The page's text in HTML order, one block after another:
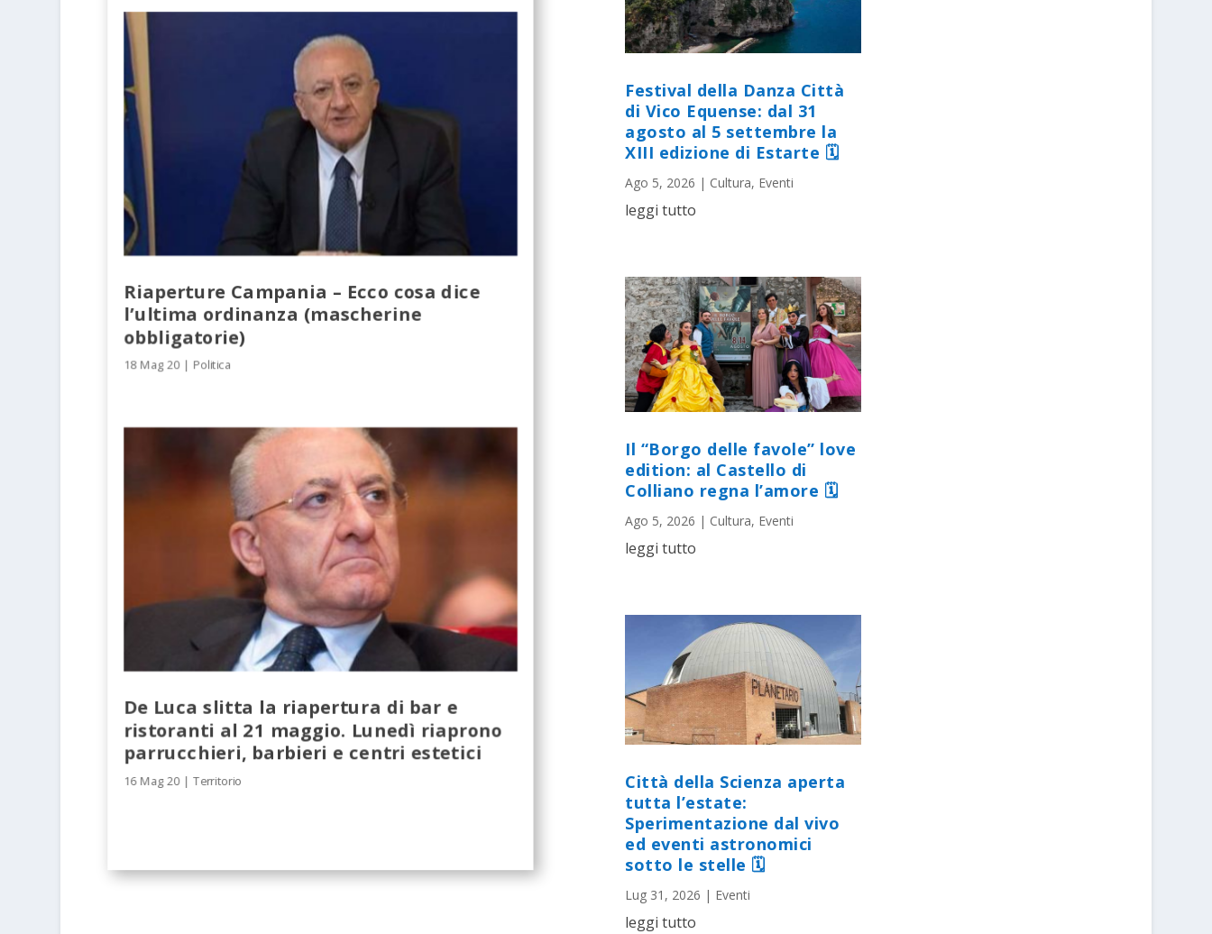
Riaperture Campania – Ecco cosa dice
l’ultima ordinanza (mascherine
obbligatorie)
18 Mag 20| Politica
De Luca slitta la riapertura di bar e
ristoranti al 21 maggio. Lunedì riaprono
parrucchieri, barbieri e centri estetici
16 Mag 20| Territorio
Festival della Danza Città
di Vico Equense: dal 31
agosto al 5 settembre la
XIII edizione di Estarte 🗓
Ago 5, 2026 | Cultura, Eventi
leggi tutto
Il “Borgo delle favole” love
edition: al Castello di
Colliano regna l’amore 🗓
Ago 5, 2026 | Cultura, Eventi
leggi tutto
Città della Scienza aperta
tutta l’estate:
Sperimentazione dal vivo
ed eventi astronomici
sotto le stelle 🗓
Lug 31, 2026 | Eventi
leggi tutto